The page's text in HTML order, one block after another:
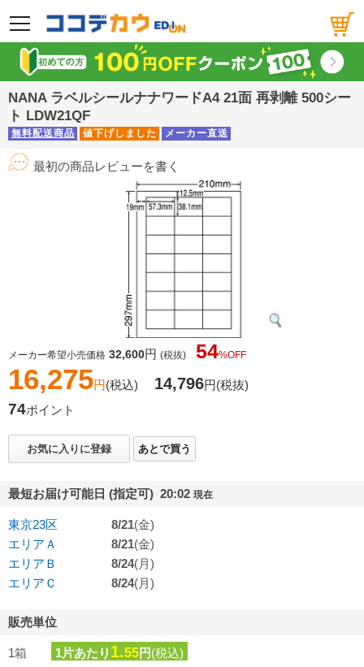
メニュー
NANA ラベルシールナナワードA4 21面 再剥離 500シー
ト LDW21QF
無料配送商品 値下げしました メーカー直送
最初の商品レビューを書く
メーカー希望小売価格 32,600円 (税抜) 54%OFF
16,275円(税込) 14,796円(税抜)
74ポイント
お気に入りに登録 あとで買う
最短お届け可能日 (指定可) 20:02 現在
東京23区 8/21(金)
エリアＡ
8/21(金)
エリアＢ
8/24(月)
エリアＣ
8/24(月)
販売単位
1箱 1片あたり 1.55円(税込)